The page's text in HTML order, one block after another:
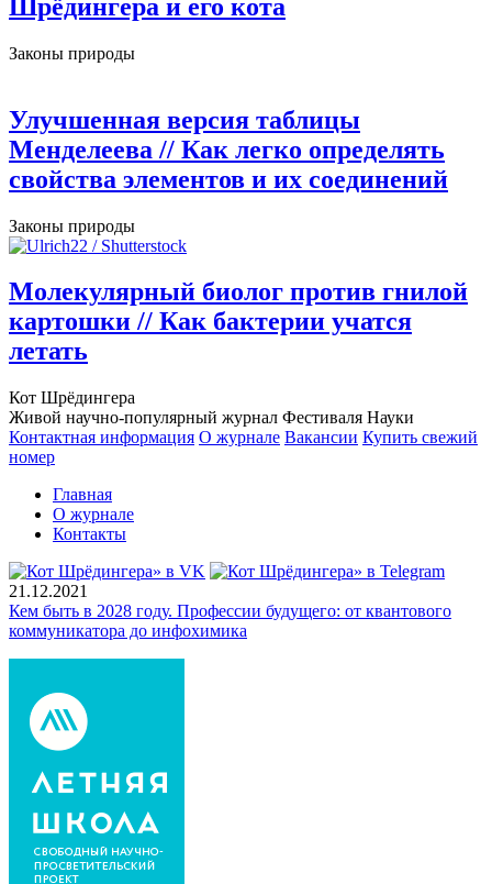
Шрёдингера и его кота
Законы природы
Улучшенная версия таблицы
Менделеева // Как легко определять
свойства элементов и их соединений
Законы природы
Молекулярный биолог против гнилой
картошки // Как бактерии учатся
летать
Кот Шрёдингера
Живой научно-популярный журнал Фестиваля Науки
Контактная информация О журнале Вакансии Купить свежий
номер
Главная
О журнале
Контакты
21.12.2021
Кем быть в 2028 году. Профессии будущего: от квантового
коммуникатора до инфохимика